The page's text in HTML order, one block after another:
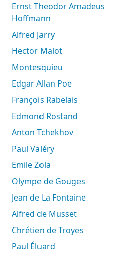
Ernst Theodor Amadeus
Hoffmann
Alfred Jarry
Hector Malot
Montesquieu
Edgar Allan Poe
François Rabelais
Edmond Rostand
Anton Tchekhov
Paul Valéry
Emile Zola
Olympe de Gouges
Jean de La Fontaine
Alfred de Musset
Chrétien de Troyes
Paul Éluard